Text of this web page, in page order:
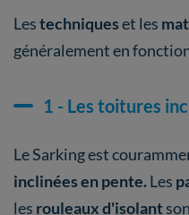
Lestechniqueset les
généralement en
1 - Les toitures
Le Sarking est
inclinées en pente.Les
les rouleaux d'isolant